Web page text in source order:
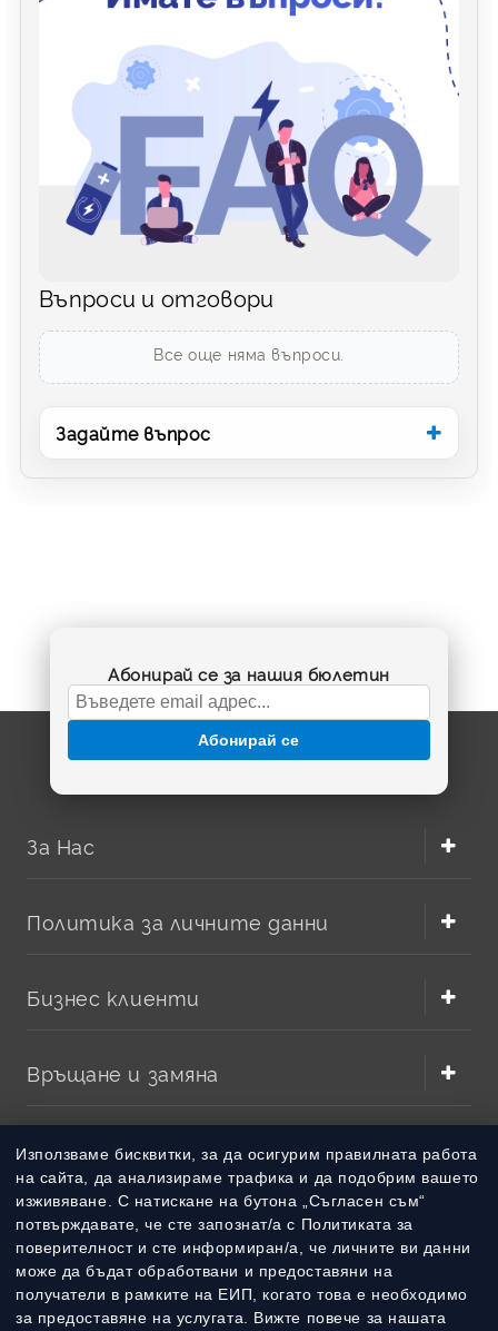
Използваме бисквитки, за да осигурим правилната работа
на сайта, да анализираме трафика и да подобрим вашето
изживяване. С натискане на бутона „Съгласен съм“
потвърждавате, че сте запознат/а с Политиката за
поверителност и сте информиран/а, че личните ви данни
може да бъдат обработвани и предоставяни на
получатели в рамките на ЕИП, когато това е необходимо
за предоставяне на услугата. Вижте повече за нашата
Въпроси и отговори
Все още няма въпроси.
Задайте въпрос
Абонирай се за нашия бюлетин
Абонирай се
За Нас
Политика за личните данни
Бизнес клиенти
Връщане и замяна
Методи на плащане
Методи на доставка